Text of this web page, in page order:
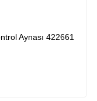
HomeCare